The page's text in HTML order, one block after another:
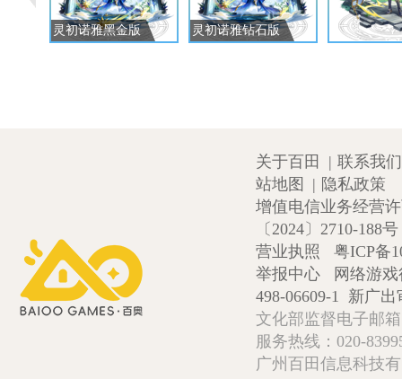
灵初诺雅黑金版 灵初诺雅钻石版
关于百田 | 联系我们
站地图
| 隐私政策
增值电信业务经营
〔2024〕2710-188号
营业执照
粤ICP备
举报中心
网络游
498-06609-1 新广出
文化部监督电子邮
服务热线：020-
广州百田信息科技